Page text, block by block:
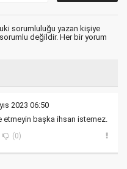
sorumluluğu yazan kişiye
değildir. Her bir yorum
2023 06:50
etmeyin başka ihsan istemez.
(0)